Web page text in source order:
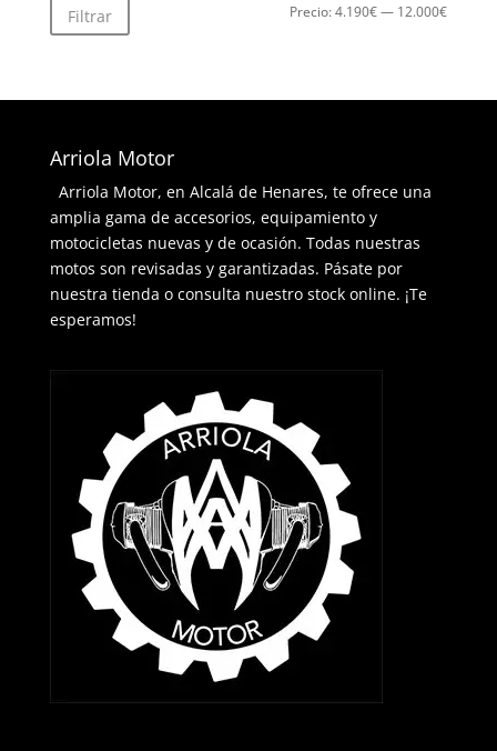
Precio
Precio
Filtrar Precio:4.190€— 12.000€
Arriola Motor
Arriola Motor, en Alcalá de Henares, te ofrece una
amplia gama de accesorios, equipamiento y
motocicletas nuevas y de ocasión. Todas nuestras
motos son revisadas y garantizadas. Pásate por
nuestra tienda o consulta nuestro stock online. ¡Te
esperamos!